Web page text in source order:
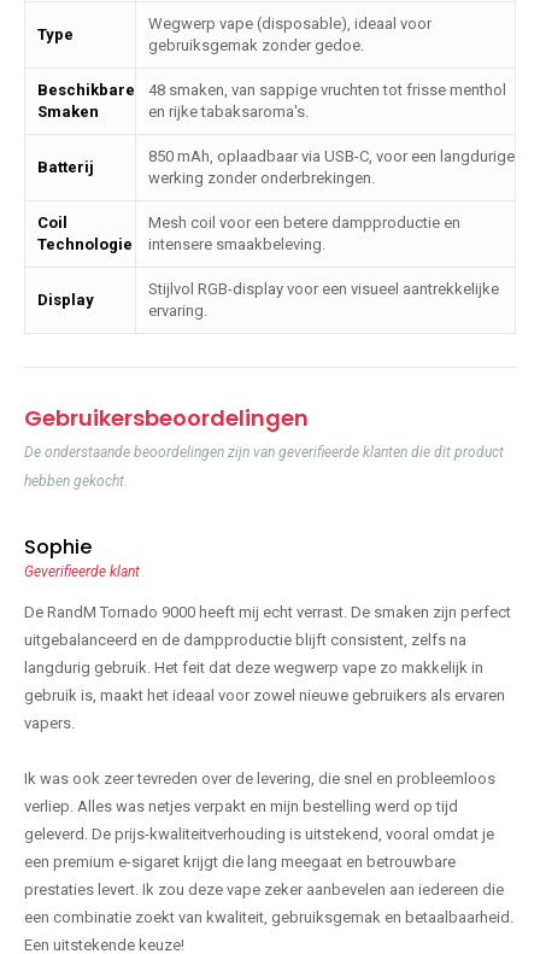
Type
Wegwerp vape (disposable), ideaal voor
gebruiksgemak zonder gedoe.
Beschikbare
Smaken
48 smaken, van sappige vruchten tot frisse menthol
en rijke tabaksaroma's.
Batterij
850 mAh, oplaadbaar via USB-C, voor een langdurige
werking zonder onderbrekingen.
Coil
Technologie
Mesh coil voor een betere dampproductie en
intensere smaakbeleving.
Display
Stijlvol RGB-display voor een visueel aantrekkelijke
ervaring.
Gebruikersbeoordelingen
De onderstaande beoordelingen zijn van geverifieerde klanten die dit product
hebben gekocht.
Sophie
Geverifieerde klant
De RandM Tornado 9000 heeft mij echt verrast. De smaken zijn perfect
uitgebalanceerd en de dampproductie blijft consistent, zelfs na
langdurig gebruik. Het feit dat deze wegwerp vape zo makkelijk in
gebruik is, maakt het ideaal voor zowel nieuwe gebruikers als ervaren
vapers.
Ik was ook zeer tevreden over de levering, die snel en probleemloos
verliep. Alles was netjes verpakt en mijn bestelling werd op tijd
geleverd. De prijs-kwaliteitverhouding is uitstekend, vooral omdat je
een premium e-sigaret krijgt die lang meegaat en betrouwbare
prestaties levert. Ik zou deze vape zeker aanbevelen aan iedereen die
een combinatie zoekt van kwaliteit, gebruiksgemak en betaalbaarheid.
Een uitstekende keuze!